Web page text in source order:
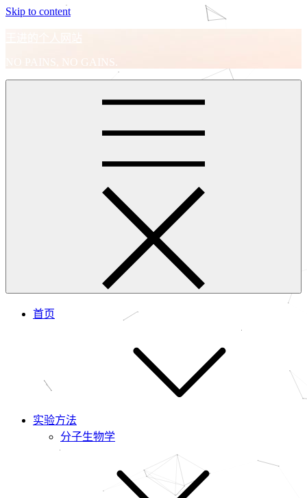
Skip to content
王进的个人网站
NO PAINS, NO GAINS.
首页
实验方法
分子生物学